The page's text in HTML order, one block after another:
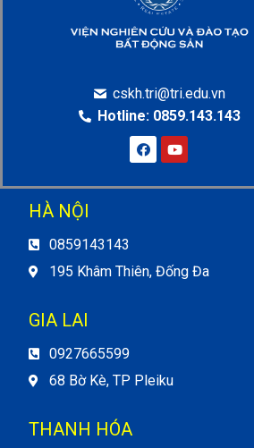
cskh.tri@tri.edu.vn
Hotline: 0859.143.143
HÀ NỘI
0859143143
195 Khâm Thiên, Đống Đa
GIA LAI
0927665599
68 Bờ Kè, TP Pleiku
THANH HÓA